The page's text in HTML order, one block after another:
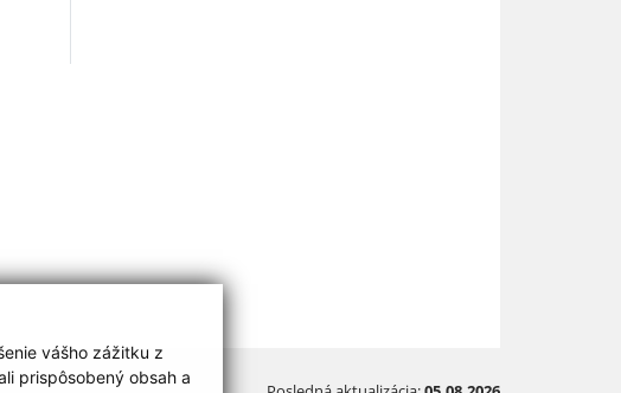
vášho zážitku z
prispôsobený obsah a